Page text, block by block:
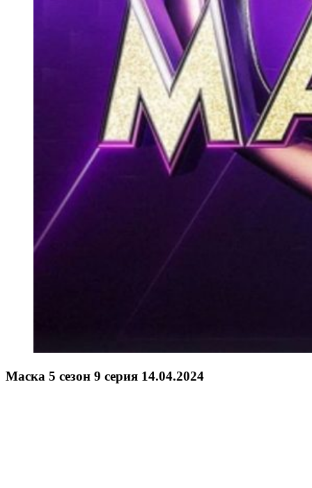
Маска 5 сезон 9 серия 14.04.2024